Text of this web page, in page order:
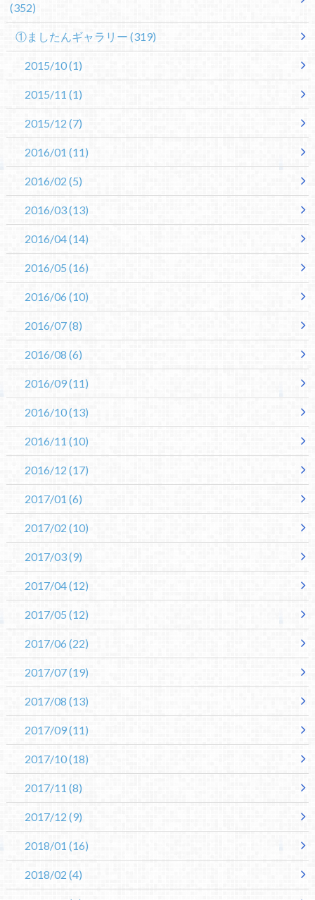
(352)
①ましたんギャラリー (319)
2015/10(1)
2015/11 (1)
2015/12 (7)
2016/01 (11)
2016/02 (5)
2016/03(13)
2016/04(14)
2016/05(16)
2016/06(10)
2016/07(8)
2016/08 (6)
2016/09(11)
2016/10(13)
2016/11 (10)
2016/12 (17)
2017/01 (6)
2017/02 (10)
2017/03(9)
2017/04(12)
2017/05 (12)
2017/06(22)
2017/07(19)
2017/08 (13)
2017/09(11)
2017/10(18)
2017/11 (8)
2017/12 (9)
2018/01 (16)
2018/02 (4)